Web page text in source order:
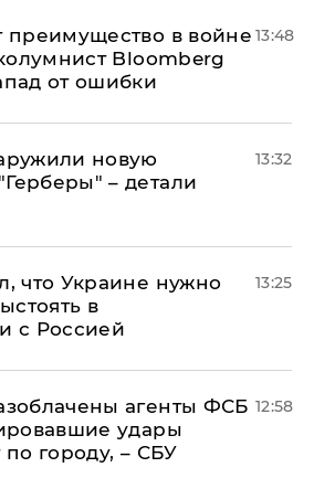
преимущество в войне
Bloomberg
от ошибки
13:48
новую
– детали
13:32
что Украине нужно
в
с Россией
13:25
агенты ФСБ
удары
городу, – СБУ
12:58